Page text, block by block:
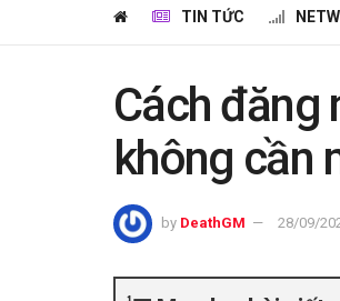
TIN TỨC
Cách đăng
không cần
by DeathGM 28/09/